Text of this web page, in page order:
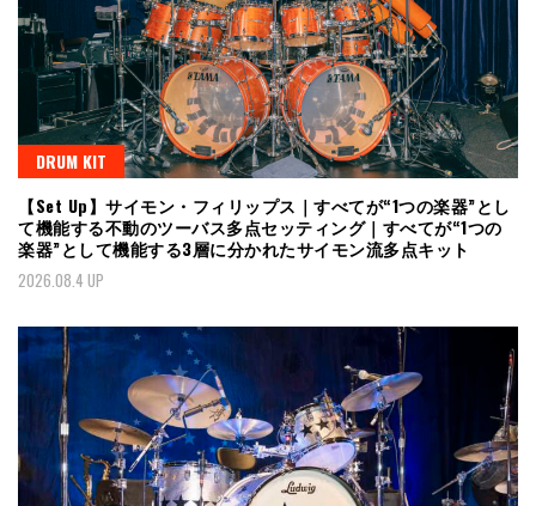
DRUM KIT
【Set Up】サイモン・フィリップス｜すべてが“1つの楽器”とし
て機能する不動のツーバス多点セッティング｜すべてが“1つの
楽器”として機能する3層に分かれたサイモン流多点キット
2026.08.4 UP